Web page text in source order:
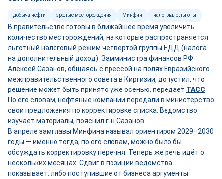
добыча нефти зрелые месторождения Минфин налоговые льготы
В правительстве готовы в ближайшее время увеличить
количество месторождений, на которые распространяется
льготный налоговый режим четвёртой группы НДД (налога
на дополнительный доход). Замминистра финансов РФ
Алексей Сазанов, общаясь с прессой на полях Евразийского
межправительственного совета в Киргизии, допустил, что
решение может быть принято уже осенью, передаёт ТАСС
По его словам, нефтяные компании передали в министерство
свои предложения по корректировке списка. Ведомство
изучает материалы, пояснил г-н Сазанов.
В апреле замглавы Минфина называл ориентиром 2029–2030
годы — именно тогда, по его словам, можно было бы
обсуждать корректировку перечня. Теперь же речь идёт о
нескольких месяцах. Сдвиг в позиции ведомства
показывает: либо поступившие от бизнеса аргументы